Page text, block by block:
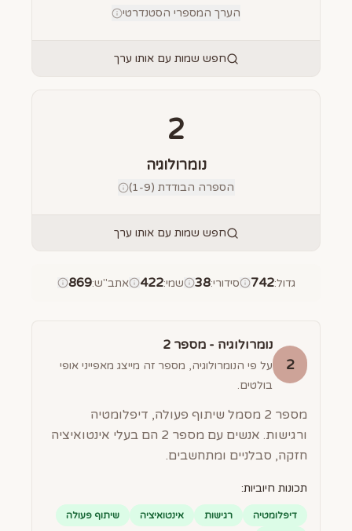
הערך המספרי הסטנדרטי
חפש שמות עם אותו ערך
2
נומרולוגיה
הספרה הבודדת (1-9)
חפש שמות עם אותו ערך
גדול:
742 סידורי:
38 שמי:
422 אתב"ש:
869
2
נומרולוגיה - מספר 2
על פי הנומרולוגיה, מספר זה מייצג מאפייני אופי
בולטים.
מספר 2 מסמל שיתוף פעולה, דיפלומטיה
ורגישות. אנשים עם מספר 2 הם בעלי אינטואיציה
חזקה, סבלניים ומתחשבים.
תכונות חיוביות:
דיפלומטיה רגישות אינטואיציה
שיתוף פעולה